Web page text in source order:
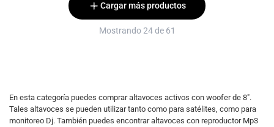
Cargar más productos
Mostrando 24 de 61
En esta categoría puedes comprar altavoces activos con woofer de 8".
Tales altavoces se pueden utilizar tanto como para satélites, como para
monitoreo Dj. También puedes encontrar altavoces con reproductor Mp3